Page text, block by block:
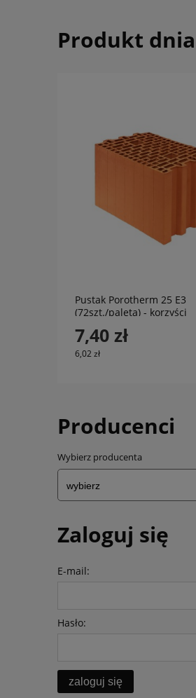
Produkt dnia
Pustak Porotherm 25 E3
(72szt./paleta) - korzyści
7,40 zł
6,02 zł
do koszyka
Producenci
Wybierz producenta
Zaloguj się
E-mail:
Hasło:
zaloguj się